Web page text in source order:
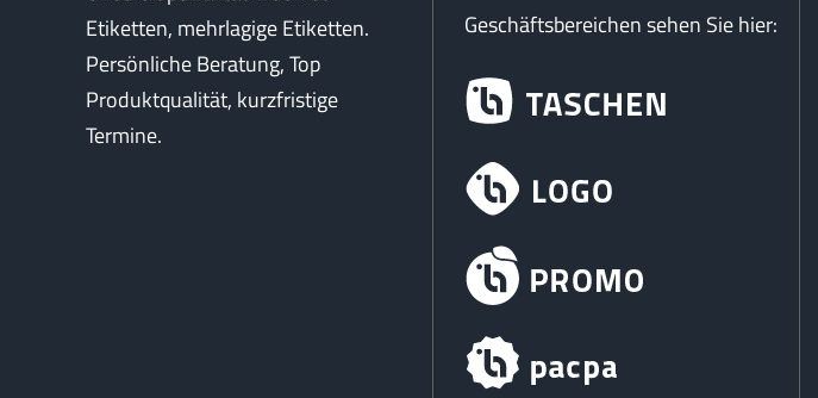
Etiketten, mehrlagige Etiketten.
Persönliche Beratung, Top
Produktqualität, kurzfristige
Termine.
Geschäftsbereichen sehen Sie hier: